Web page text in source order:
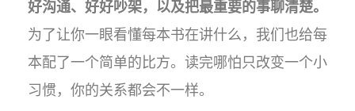
好沟通、好好吵架，以及把最重要的事聊清楚。
为了让你一眼看懂每本书在讲什么，我们也给每
本配了一个简单的比方。读完哪怕只改变一个小
习惯，你的关系都会不一样。